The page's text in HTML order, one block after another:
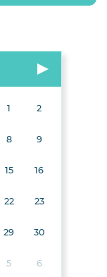
1 2
8 9
15 16
22 23
29 30
5 6